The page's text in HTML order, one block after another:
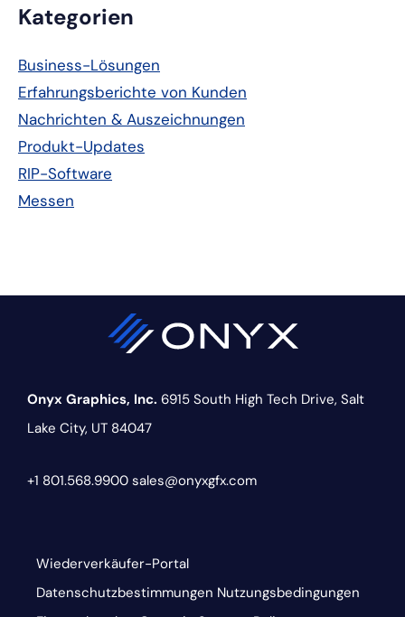
Primäre
Seitenleiste
Kategorien
Business-Lösungen
Erfahrungsberichte von Kunden
Nachrichten & Auszeichnungen
Produkt-Updates
RIP-Software
Messen
Onyx Graphics, Inc. 6915 South High Tech Drive, Salt
Lake City, UT 84047
+1 801.568.9900 sales@onyxgfx.com
Wiederverkäufer-Portal
Datenschutzbestimmungen Nutzungsbedingungen